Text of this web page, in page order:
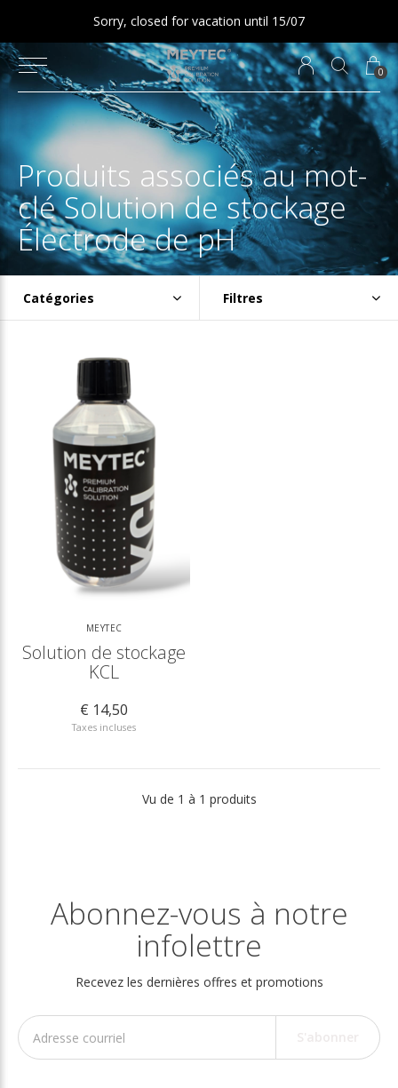
0
Sorry, closed for vacation until 15/07
Produits associés au mot-
clé Solution de stockage
Électrode de pH
Catégories Filtres
MEYTEC
Solution de stockage
KCL
€ 14,50
Taxes incluses
Vu de 1 à 1 produits
Abonnez-vous à notre
infolettre
Recevez les dernières offres et promotions